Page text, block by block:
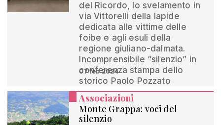
del Ricordo, lo svelamento in
via Vittorelli della lapide
dedicata alle vittime delle
foibe e agli esuli della
regione giuliano-dalmata.
Incomprensibile “silenzio” in
conferenza stampa dello
storico Paolo Pozzato
07 feb 2024
Associazioni
Monte Grappa: voci del
silenzio